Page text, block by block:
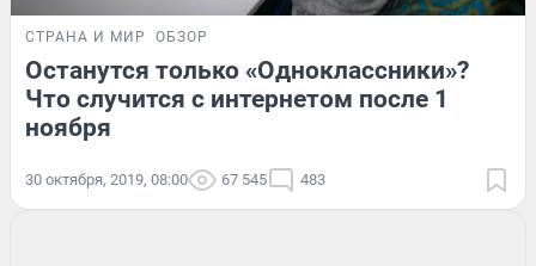
СТРАНА И МИР ОБЗОР
Останутся только «Одноклассники»?
Что случится с интернетом после 1
ноября
30 октября, 2019, 08:00 67 545 483